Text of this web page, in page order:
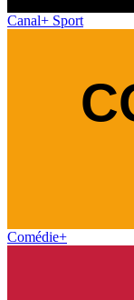
Canal+ Sport
Comédie+